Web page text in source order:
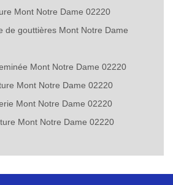
Mont Notre Dame 02220
de gouttières Mont Notre Dame
Mont Notre Dame 02220
Mont Notre Dame 02220
Mont Notre Dame 02220
Mont Notre Dame 02220